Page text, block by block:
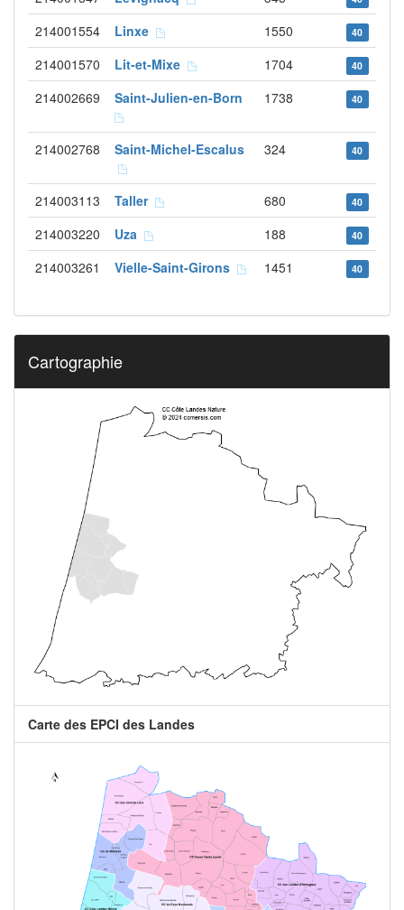
214001554 Linxe 1550 40
214001570 Lit-et-Mixe 1704 40
214002669 Saint-Julien-en-Born 1738 40
214002768 Saint-Michel-Escalus 324 40
214003113 Taller 680 40
214003220 Uza 188 40
214003261 Vielle-Saint-Girons 1451 40
Cartographie
Carte des EPCI des Landes